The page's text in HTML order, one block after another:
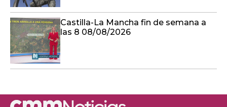
Castilla-La Mancha fin de semana a
las 8 08/08/2026